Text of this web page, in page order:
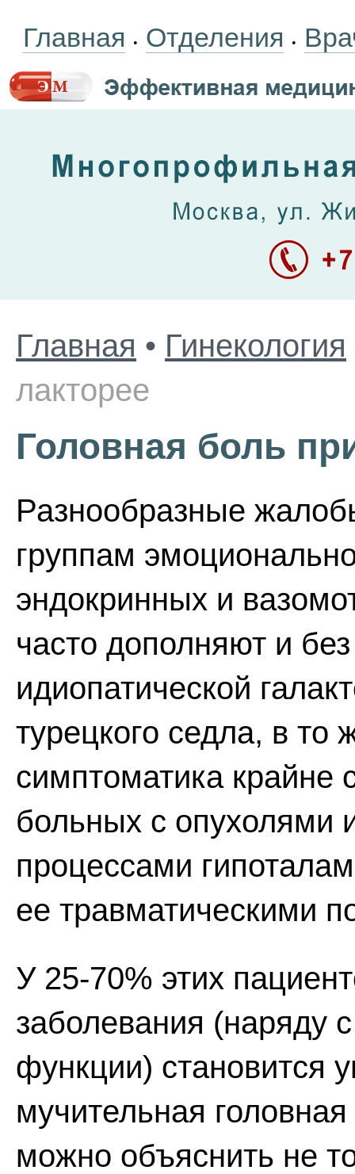
Главная • Отделения •
Главная • Гинекология
лакторее
Головная боль
Разнообразные
группам
эндокринных и
часто дополняют и
идиопатической
турецкого седла, в
симптоматика крайне
больных с опухолями
процессами
ее травматическими
У 25-70% этих
заболевания (наряду
функции) становится
мучительная
можно объяснить не